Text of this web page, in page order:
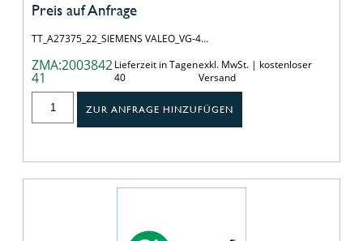
Preis auf Anfrage
TT_A27375_22_SIEMENS VALEO_VG-4…
ZMA:2003842
41
Lieferzeit in Tagen
40
exkl. MwSt. | kostenloser
Versand
ZUR ANFRAGE HINZUFÜGEN